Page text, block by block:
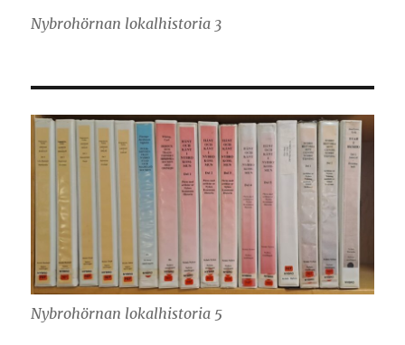
Nybrohörnan lokalhistoria 3
Nybrohörnan lokalhistoria 5